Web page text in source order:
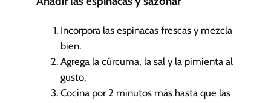
Incorpora las espinacas frescas y mezcla
bien.
Agrega la cúrcuma, la sal y la pimienta al
gusto.
Cocina por 2 minutos más hasta que las